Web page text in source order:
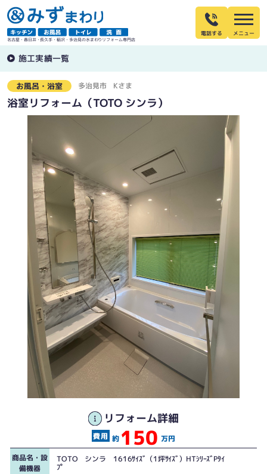
名古屋・春日井・長久手・稲沢・多治見の水まわりリフォーム専門店
電話する
施工実績一覧
お風呂・浴室 多治見市 Kさま
浴室リフォーム（TOTO シンラ）
リフォーム詳細
約 150 万円
商品名・設
備機器
TOTO シンラ 1616ｻｲｽﾞ（1坪ｻｲｽﾞ）HTｼﾘｰｽﾞPﾀｲ
ﾌﾟ
アクセントパネル（アジャックスホワイト）